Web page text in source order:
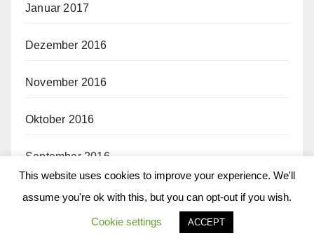
Januar 2017
Dezember 2016
November 2016
Oktober 2016
September 2016
August 2016
This website uses cookies to improve your experience. We'll
assume you're ok with this, but you can opt-out if you wish.
Cookie settings ACCEPT